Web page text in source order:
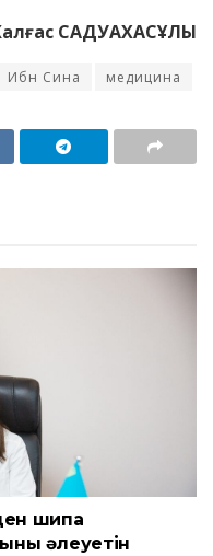
САДУАХАСҰЛЫ
Ибн Сина медицина
шипа
әлеуетін